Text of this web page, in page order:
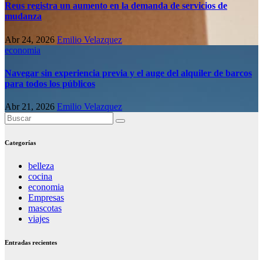
Reus registra un aumento en la demanda de servicios de
mudanza
Abr 24, 2026 Emilio Velazquez
economia
Navegar sin experiencia previa y el auge del alquiler de barcos
para todos los públicos
Abr 21, 2026 Emilio Velazquez
Categorías
belleza
cocina
economia
Empresas
mascotas
viajes
Entradas recientes